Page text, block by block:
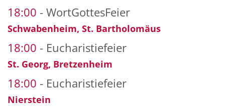
18:00 WortGottesFeier
Schwabenheim, St. Bartholomäus
18:00 Eucharistiefeier
St. Georg, Bretzenheim
18:00 Eucharistiefeier
Nierstein